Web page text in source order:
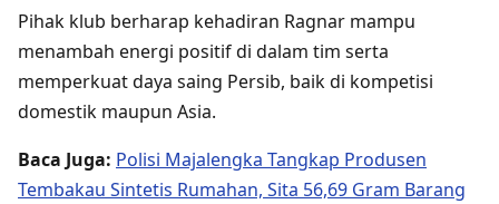
Pihak klub berharap kehadiran Ragnar mampu
menambah energi positif di dalam tim serta
memperkuat daya saing Persib, baik di kompetisi
domestik maupun Asia.
Baca Juga: Polisi Majalengka Tangkap Produsen
Tembakau Sintetis Rumahan, Sita 56,69 Gram Barang